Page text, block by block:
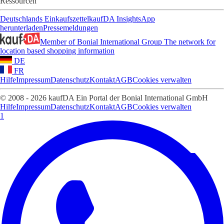
Deutschlands EinkaufszettelkaufDA InsightsApp
herunterladenPressemeldungen
Member of Bonial International Group The network for
location based shopping information
DE
FR
HilfeImpressumDatenschutzKontaktAGBCookies verwalten
© 2008 - 2026 kaufDA Ein Portal der Bonial International GmbH
HilfeImpressumDatenschutzKontaktAGBCookies verwalten
1